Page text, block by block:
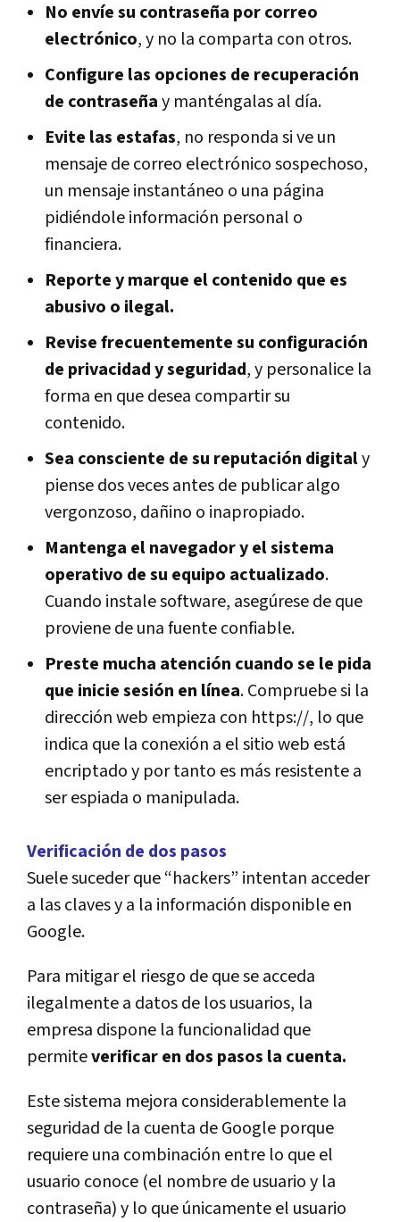
No envíe su contraseña por correo
electrónico, y no la comparta con otros.
Configure las opciones de recuperación
de contraseñay manténgalas al día.
Evite las estafas, no responda si ve un
mensaje de correo electrónico sospechoso,
un mensaje instantáneo o una página
pidiéndole información personal o
financiera.
Reporte y marque el contenido que es
abusivo o ilegal.
Revise frecuentemente su configuración
de privacidad y seguridad, y personalice la
forma en que desea compartir su
contenido.
Sea consciente de su reputación digitaly
piense dos veces antes de publicar algo
vergonzoso, dañino o inapropiado.
Mantenga el navegador y el sistema
operativo de su equipo actualizado.
Cuando instale software, asegúrese de que
proviene de una fuente confiable.
Preste mucha atención cuando se le pida
que inicie sesión en línea. Compruebe si la
dirección web empieza con https://, lo que
indica que la conexión a el sitio web está
encriptado y por tanto es más resistente a
ser espiada o manipulada.
Verificación de dos pasos
Suele suceder que “hackers” intentan acceder
a las claves y a la información disponible en
Google.
Para mitigar el riesgo de que se acceda
ilegalmente a datos de los usuarios, la
empresa dispone la funcionalidad que
permiteverificar en dos pasos la cuenta.
Este sistema mejora considerablemente la
seguridad de la cuenta de Google porque
requiere una combinación entre lo que el
usuario conoce (el nombre de usuario y la
contraseña) y lo que únicamente el usuario